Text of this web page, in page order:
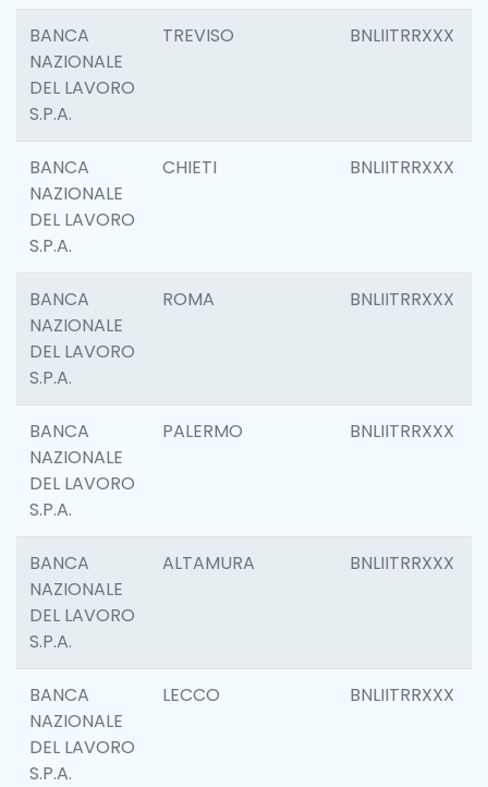
BANCA
NAZIONALE
DEL LAVORO
S.P.A.
TREVISO BNLIITRRXXX
BANCA
NAZIONALE
DEL LAVORO
S.P.A.
CHIETI BNLIITRRXXX
BANCA
NAZIONALE
DEL LAVORO
S.P.A.
ROMA BNLIITRRXXX
BANCA
NAZIONALE
DEL LAVORO
S.P.A.
PALERMO BNLIITRRXXX
BANCA
NAZIONALE
DEL LAVORO
S.P.A.
ALTAMURA BNLIITRRXXX
BANCA
NAZIONALE
DEL LAVORO
S.P.A.
LECCO BNLIITRRXXX